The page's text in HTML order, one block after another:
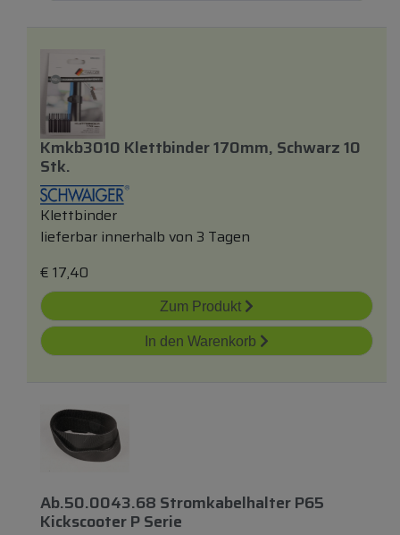
Kmkb3010 Klettbinder 170mm, Schwarz 10
Stk.
Klettbinder
lieferbar innerhalb von 3 Tagen
€ 17,40
Zum Produkt
In den Warenkorb
Ab.50.0043.68 Stromkabelhalter P65
Kickscooter P Serie